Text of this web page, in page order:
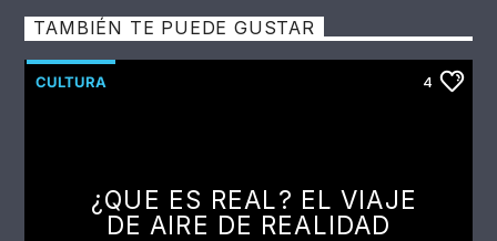
TAMBIÉN TE PUEDE GUSTAR
CULTURA 4
¿QUE ES REAL? EL VIAJE
DE AIRE DE REALIDAD